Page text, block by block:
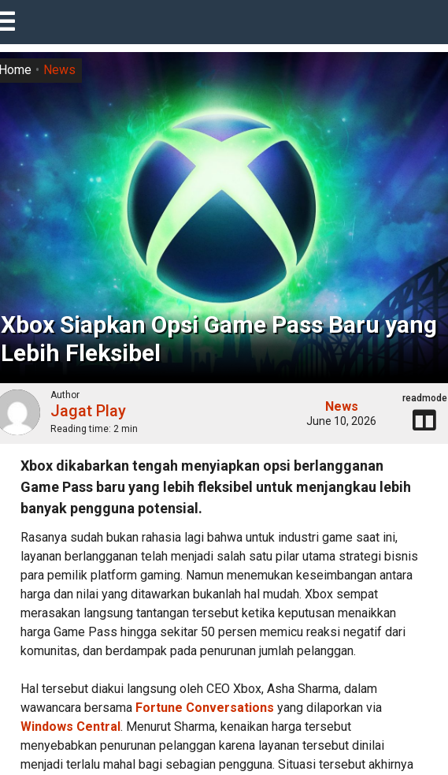
Xbox Siapkan Opsi Game Pass Baru yang
Lebih Fleksibel
Home News
Author
Jagat Play
Reading time: 2 min
News
June 10, 2026
readmode
Xbox dikabarkan tengah menyiapkan opsi berlangganan
Game Pass baru yang lebih fleksibel untuk menjangkau lebih
banyak pengguna potensial.
Rasanya sudah bukan rahasia lagi bahwa untuk industri game saat ini,
layanan berlangganan telah menjadi salah satu pilar utama strategi bisnis
para pemilik platform gaming. Namun menemukan keseimbangan antara
harga dan nilai yang ditawarkan bukanlah hal mudah. Xbox sempat
merasakan langsung tantangan tersebut ketika keputusan menaikkan
harga Game Pass hingga sekitar 50 persen memicu reaksi negatif dari
komunitas, dan berdampak pada penurunan jumlah pelanggan.
Hal tersebut diakui langsung oleh CEO Xbox, Asha Sharma, dalam
wawancara bersama Fortune Conversations yang dilaporkan via
Windows Central. Menurut Sharma, kenaikan harga tersebut
menyebabkan penurunan pelanggan karena layanan tersebut dinilai
menjadi terlalu mahal bagi sebagian pengguna. Situasi tersebut akhirnya